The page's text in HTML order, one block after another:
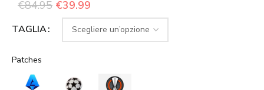
€84.95 €39.99
TAGLIA
Patches